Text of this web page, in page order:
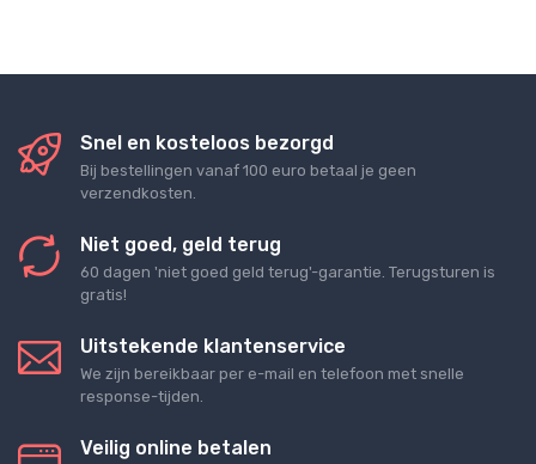
Snel en kosteloos bezorgd
Bij bestellingen vanaf 100 euro betaal je geen
verzendkosten.
Niet goed, geld terug
60 dagen 'niet goed geld terug'-garantie. Terugsturen is
gratis!
Uitstekende klantenservice
We zijn bereikbaar per e-mail en telefoon met snelle
response-tijden.
Veilig online betalen